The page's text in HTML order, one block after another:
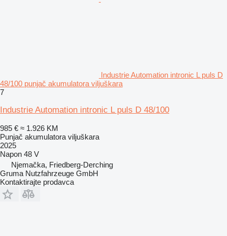
Industrie Automation intronic L puls D
48/100 punjač akumulatora viljuškara
7
Industrie Automation intronic L puls D 48/100
985 € ≈ 1.926 KM
Punjač akumulatora viljuškara
2025
Napon 48 V
Njemačka, Friedberg-Derching
Gruma Nutzfahrzeuge GmbH
Kontaktirajte prodavca